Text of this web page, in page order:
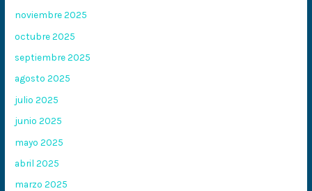
noviembre 2025
octubre 2025
septiembre 2025
agosto 2025
julio 2025
junio 2025
mayo 2025
abril 2025
marzo 2025